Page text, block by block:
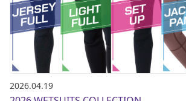
2026.04.19